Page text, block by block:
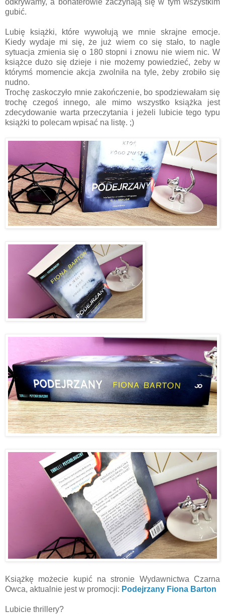
odkrywamy, a bohaterowie zaczynają się w tym wszystkim
gubić.
Lubię książki, które wywołują we mnie skrajne emocje.
Kiedy wydaje mi się, że już wiem co się stało, to nagle
sytuacja zmienia się o 180 stopni i znowu nie wiem nic. W
książce dużo się dzieje i nie możemy powiedzieć, żeby w
którymś momencie akcja zwolniła na tyle, żeby zrobiło się
nudno.
Trochę zaskoczyło mnie zakończenie, bo spodziewałam się
trochę czegoś innego, ale mimo wszystko książka jest
zdecydowanie warta przeczytania i jeżeli lubicie tego typu
książki to polecam wpisać na listę. ;)
Książkę możecie kupić na stronie Wydawnictwa Czarna
Owca, aktualnie jest w promocji: Podejrzany Fiona Barton
Lubicie thrillery?